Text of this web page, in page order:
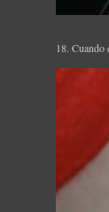
18. Cuando